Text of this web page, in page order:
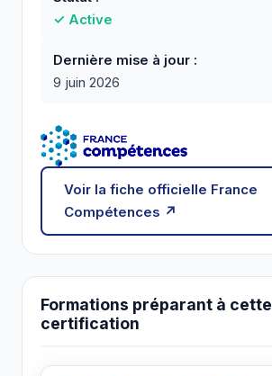
✓ Active
Dernière mise à jour :
9 juin 2026
Voir la fiche officielle France
Compétences ↗
Formations préparant à cette
certification